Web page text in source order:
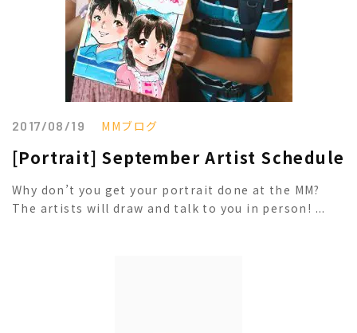
2017/08/19 MMブログ
[Portrait] September Artist Schedule
Why don’t you get your portrait done at the MM?
The artists will draw and talk to you in person! ...